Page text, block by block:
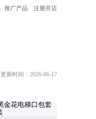
推广产品 注册开店
更新时间：2026-06-17